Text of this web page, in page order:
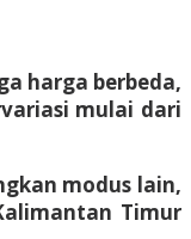
harga berbeda,
mulai dari
modus lain,
Timur